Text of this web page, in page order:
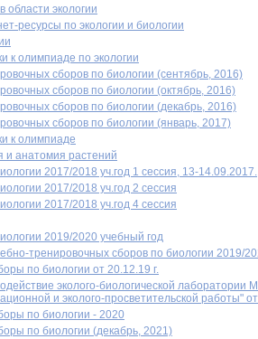
экологии
ресурсы по экологии и биологии
к олимпиаде по экологии
сборов по биологии (сентябрь, 2016)
сборов по биологии (октябрь, 2016)
сборов по биологии (декабрь, 2016)
сборов по биологии (январь, 2017)
к олимпиаде
и анатомия растений
2017/2018 уч.год 1 сессия, 13-14.09.2017.
2017/2018 уч.год 2 сессия
2017/2018 уч.год 4 сессия
2019/2020 учебный год
тренировочных сборов по биологии 2019/
по биологии от 20.12.19 г.
эколого-биологической
и эколого-просветительской работы"
по биологии - 2020
по биологии (декабрь, 2021)